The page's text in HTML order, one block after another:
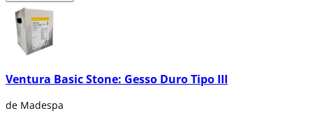
Ventura Basic Stone: Gesso Duro Tipo III
de Madespa